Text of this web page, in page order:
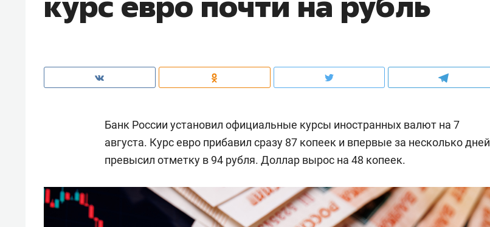
Банк России установил официальные курсы иностранных валют на 7
августа. Курс евро прибавил сразу 87 копеек и впервые за несколько дней
превысил отметку в 94 рубля. Доллар вырос на 48 копеек.